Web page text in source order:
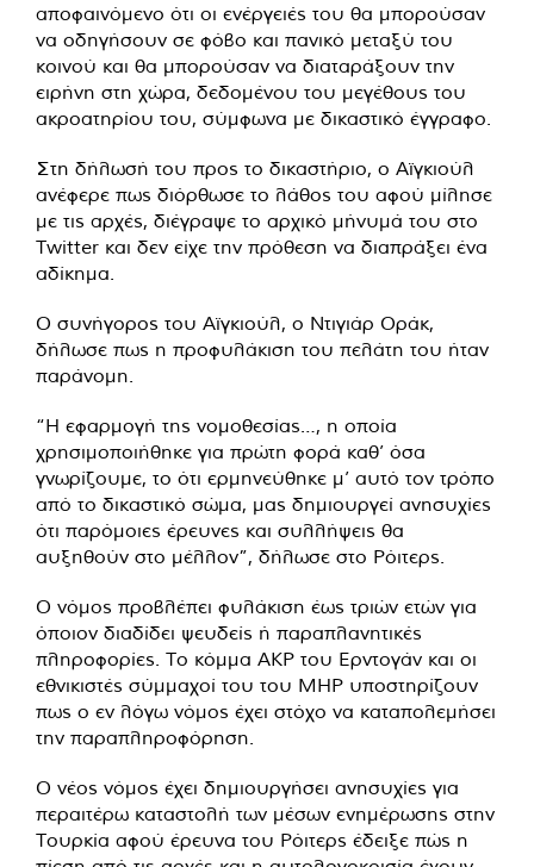
αποφαινόμενο ότι οι ενέργειές του θα μπορούσαν
να οδηγήσουν σε φόβο και πανικό μεταξύ του
κοινού και θα μπορούσαν να διαταράξουν την
ειρήνη στη χώρα, δεδομένου του μεγέθους του
ακροατηρίου του, σύμφωνα με δικαστικό έγγραφο.
Στη δήλωσή του προς το δικαστήριο, ο Αϊγκιούλ
ανέφερε πως διόρθωσε το λάθος του αφού μίλησε
με τις αρχές, διέγραψε το αρχικό μήνυμά του στο
Twitter και δεν είχε την πρόθεση να διαπράξει ένα
αδίκημα.
Ο συνήγορος του Αϊγκιούλ, ο Ντιγιάρ Οράκ,
δήλωσε πως η προφυλάκιση του πελάτη του ήταν
παράνομη.
“Η εφαρμογή της νομοθεσίας…, η οποία
χρησιμοποιήθηκε για πρώτη φορά καθ’ όσα
γνωρίζουμε, το ότι ερμηνεύθηκε μ’ αυτό τον τρόπο
από το δικαστικό σώμα, μας δημιουργεί ανησυχίες
ότι παρόμοιες έρευνες και συλλήψεις θα
αυξηθούν στο μέλλον”, δήλωσε στο Ρόιτερς.
Ο νόμος προβλέπει φυλάκιση έως τριών ετών για
όποιον διαδίδει ψευδείς ή παραπλανητικές
πληροφορίες. Το κόμμα AKP του Ερντογάν και οι
εθνικιστές σύμμαχοί του του MHP υποστηρίζουν
πως ο εν λόγω νόμος έχει στόχο να καταπολεμήσει
την παραπληροφόρηση.
Ο νέος νόμος έχει δημιουργήσει ανησυχίες για
περαιτέρω καταστολή των μέσων ενημέρωσης στην
Τουρκία αφού έρευνα του Ρόιτερς έδειξε πώς η